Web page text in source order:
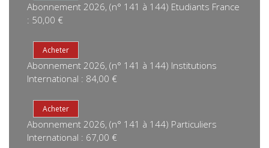
Abonnement 2026, (n° 141 à 144) Etudiants France
: 50,00 €
Abonnement 2026, (n° 141 à 144) Institutions
International : 84,00 €
Abonnement 2026, (n° 141 à 144) Particuliers
International : 67,00 €